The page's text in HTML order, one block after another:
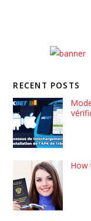
RECENT POSTS
How